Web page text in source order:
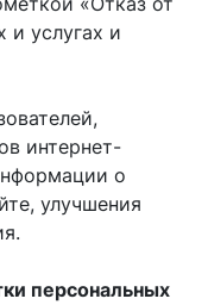
и услугах и
интернет-
о
улучшения
персональных